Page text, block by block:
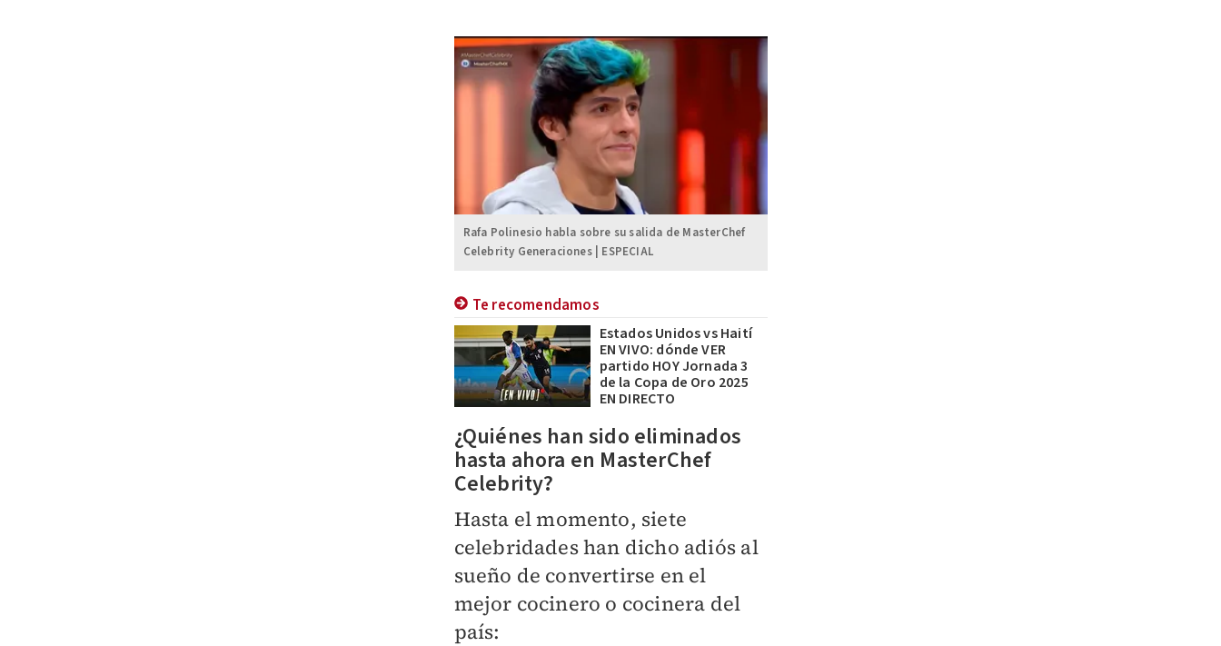
Rafa Polinesio habla sobre su salida de MasterChef
Celebrity Generaciones | ESPECIAL
Te recomendamos
Estados Unidos vs Haití
EN VIVO: dónde VER
partido HOY Jornada 3
de la Copa de Oro 2025
EN DIRECTO
¿Quiénes han sido eliminados
hasta ahora en MasterChef
Celebrity?
Hasta el momento, siete
celebridades han dicho adiós al
sueño de convertirse en el
mejor cocinero o cocinera del
país: